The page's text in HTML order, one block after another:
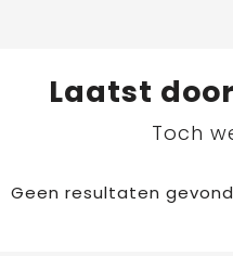
Laatst
Toch
Geen resultaten